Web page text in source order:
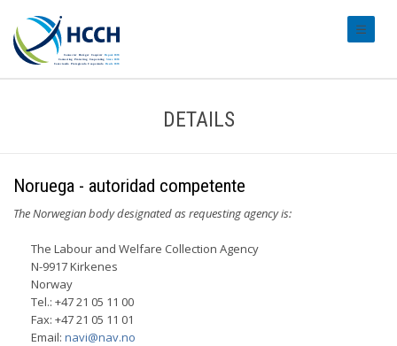
DETAILS
Noruega - autoridad competente
The Norwegian body designated as requesting agency is:
The Labour and Welfare Collection Agency
N-9917 Kirkenes
Norway
Tel.: +47 21 05 11 00
Fax: +47 21 05 11 01
Email: navi@nav.no